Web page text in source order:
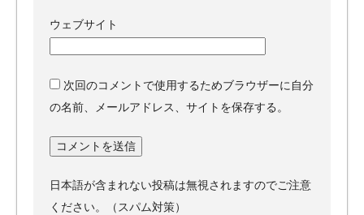
ウェブサイト
次回のコメントで使用するためブラウザーに自分
の名前、メールアドレス、サイトを保存する。
日本語が含まれない投稿は無視されますのでご注意
ください。（スパム対策）